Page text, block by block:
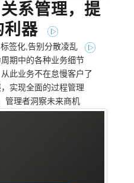
系管理，提
利器
签化,告别分散凌乱
期中的各种业务细节
此业务不在怠慢客户了
实现全面的过程管理
管理者洞察未来商机